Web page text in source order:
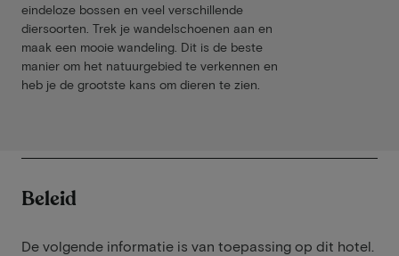
eindeloze bossen en veel verschillende
diersoorten. Trek je wandelschoenen aan en
maak een mooie wandeling. Dit is de beste
manier om het natuurgebied te verkennen en
heb je de grootste kans om dieren te zien.
Beleid
De volgende informatie is van toepassing op dit hotel.